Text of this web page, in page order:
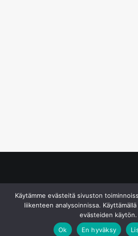
Käytämme evästeitä sivuston
liikenteen analysoinnissa.
evästeiden käytön.
Ok
En hyväksy